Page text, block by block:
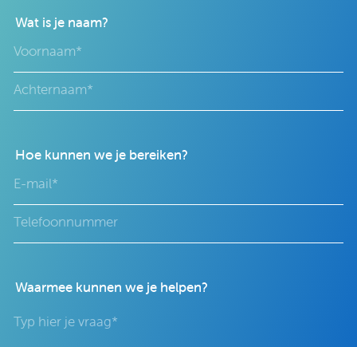
Wat is je naam?
Hoe kunnen we je bereiken?
Waarmee kunnen we je helpen?